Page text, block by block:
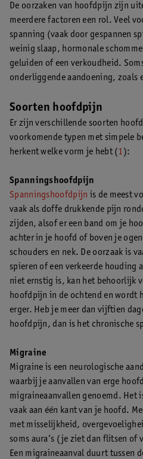
De oorzaken van hoofdpijn zijn
meerdere factoren een rol. Veel
spanning (vaak door gespannen
weinig slaap, hormonale
geluiden of een verkoudheid.
onderliggende aandoening, zoals
Soorten hoofdpijn
Er zijn verschillende soorten
voorkomende typen met simpele
herkent welke vorm je hebt (1):
Spanningshoofdpijn
Spanningshoofdpijn is de meest
vaak als doffe drukkende pijn
zijden, alsof er een band om je
achter in je hoofd of boven je
schouders en nek. De oorzaak is
spieren of een verkeerde houding
niet ernstig is, kan het behoorlijk
hoofdpijn in de ochtend en wordt
erger. Heb je meer dan vijftien
hoofdpijn, dan is het chronische
Migraine
Migraine is een neurologische
waarbij je aanvallen van erge
migraineaanvallen genoemd. Het
vaak aan één kant van je hoofd.
met misselijkheid,
soms aura’s (je ziet dan flitsen
Een migraineaanval duurt tussen